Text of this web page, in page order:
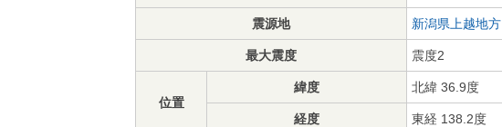
震源地 新潟県上越地方
最大震度 震度2
位置
緯度 北緯 36.9度
経度 東経 138.2度